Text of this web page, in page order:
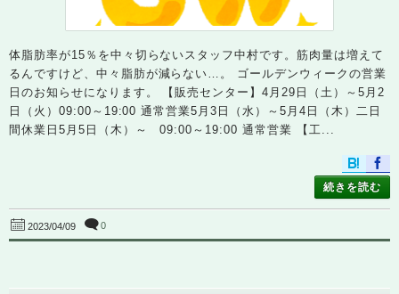
体脂肪率が15％を中々切らないスタッフ中村です。筋肉量は増えて
るんですけど、中々脂肪が減らない…。 ゴールデンウィークの営業
日のお知らせになります。 【販売センター】4月29日（土）～5月2
日（火）09:00～19:00 通常営業5月3日（水）～5月4日（木）二日
間休業日5月5日（木）～ 09:00～19:00 通常営業 【工...
続きを読む
2023/04/09 0